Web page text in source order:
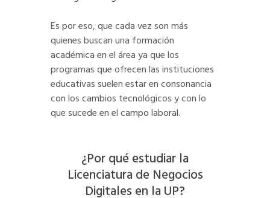
Es por eso, que cada vez son más
quienes buscan una formación
académica en el área ya que los
programas que ofrecen las instituciones
educativas suelen estar en consonancia
con los cambios tecnológicos y con lo
que sucede en el campo laboral.
¿Por qué estudiar la
Licenciatura de Negocios
Digitales en la UP?